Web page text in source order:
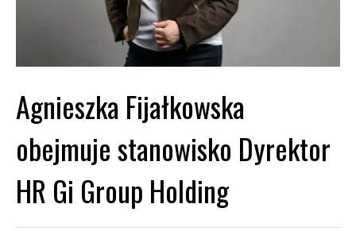
Agnieszka Fijałkowska
obejmuje stanowisko Dyrektor
HR Gi Group Holding